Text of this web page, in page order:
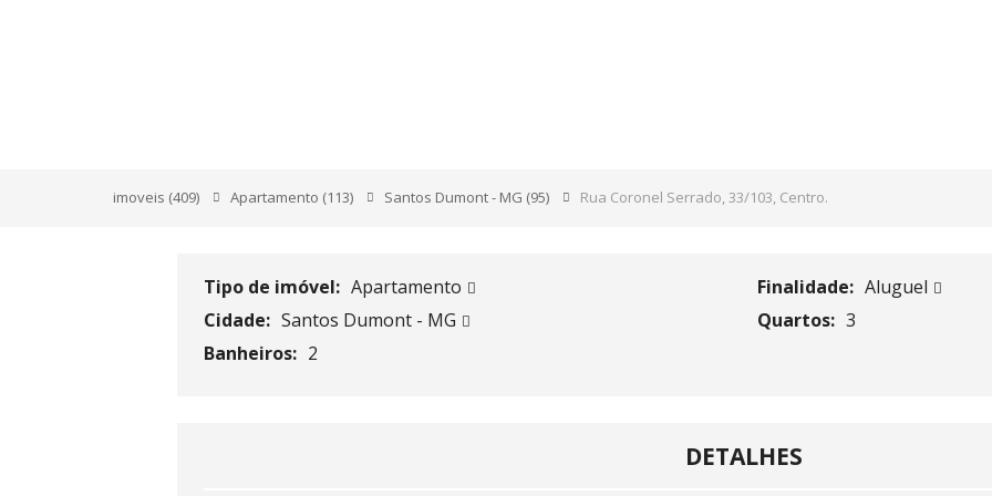
imoveis (409) Apartamento (113) Santos Dumont - MG (95) Rua Coronel Serrado, 33/103, Centro.
Tipo de imóvel: Apartamento Finalidade: Aluguel
Cidade: Santos Dumont - MG Quartos: 3
Banheiros: 2
DETALHES